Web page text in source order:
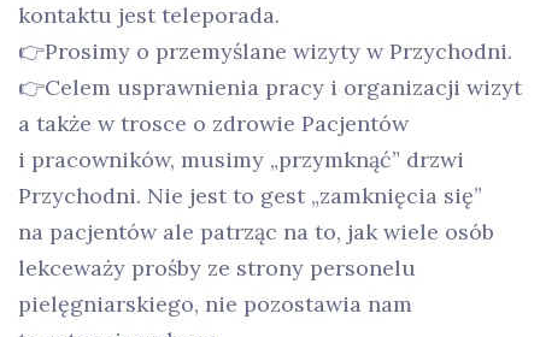
kontaktu jest teleporada.
👉Prosimy o przemyślane wizyty w Przychodni.
👉Celem usprawnienia pracy i organizacji wizyt
a także w trosce o zdrowie Pacjentów
i pracowników, musimy „przymknąć” drzwi
Przychodni. Nie jest to gest „zamknięcia się”
na pacjentów ale patrząc na to, jak wiele osób
lekceważy prośby ze strony personelu
pielęgniarskiego, nie pozostawia nam